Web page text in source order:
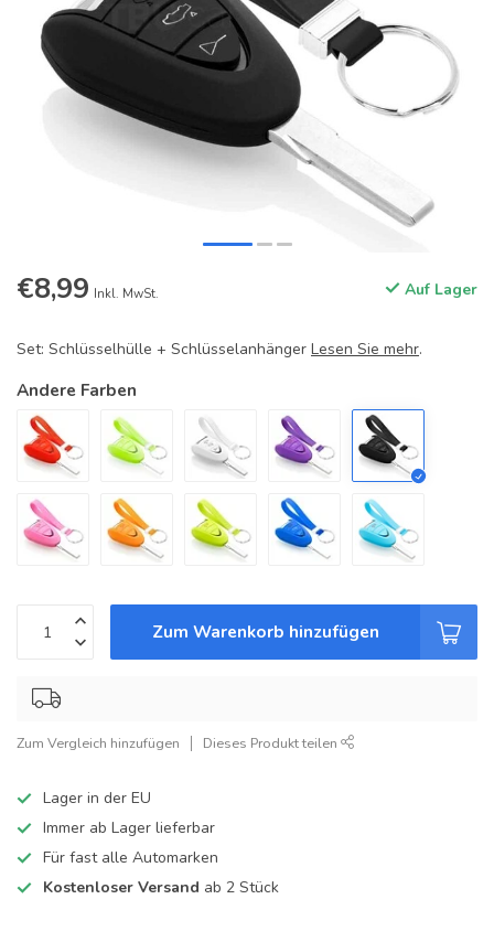
€8,99 Inkl. MwSt. Auf Lager
Set: Schlüsselhülle + Schlüsselanhänger Lesen Sie mehr.
Andere Farben
Zum Warenkorb hinzufügen
Zum Vergleich hinzufügen Dieses Produkt teilen
Lager in der EU
Immer ab Lager lieferbar
Für fast alle Automarken
Kostenloser Versand ab 2 Stück